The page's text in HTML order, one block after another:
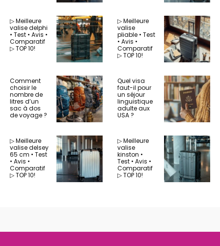
▷ Meilleure
valise delphi
• Test • Avis •
Comparatif
▷ TOP 10!
▷ Meilleure
valise
pliable • Test
• Avis •
Comparatif
▷ TOP 10!
Comment
choisir le
nombre de
litres d’un
sac à dos
de voyage ?
Quel visa
faut-il pour
un séjour
linguistique
adulte aux
USA ?
▷ Meilleure
valise delsey
65 cm • Test
• Avis •
Comparatif
▷ TOP 10!
▷ Meilleure
valise
kinston •
Test • Avis •
Comparatif
▷ TOP 10!